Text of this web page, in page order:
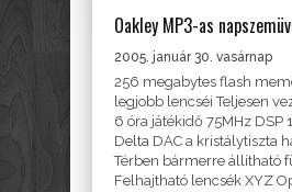
NINCS
Oakley MP3-as
2005. január 30. vasárnap
256 megabytes flash
legjobb lencséi Teljesen
6 óra játékidő 75MHz DSP
Delta DAC a kristálytiszta
Térben bármerre állítható
Felhajtható lencsék XYZ